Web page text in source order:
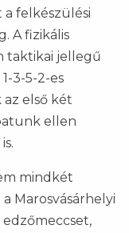
a felkészülési
A fizikális
taktikai jellegű
3-5-2-es
első két
ellen
mindkét
Marosvásárhelyi
edzőmeccset,